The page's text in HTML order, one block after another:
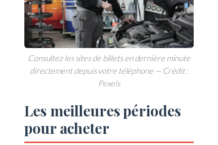
Consultez les sites de billets en dernière minute
directement depuis votre téléphone — Crédit :
Pexels
Les meilleures périodes
pour acheter